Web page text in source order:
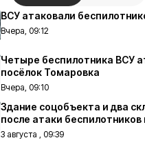
ВСУ атаковали
Вчера, 09:12
Четыре беспилотника ВСУ
посёлок Томаровка
Вчера, 09:10
Здание соцобъекта и два
после атаки беспилотников
3 августа , 09:39